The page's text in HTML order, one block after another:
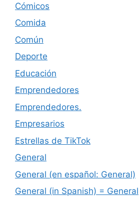
Cómicos
Comida
Común
Deporte
Educación
Emprendedores
Emprendedores.
Empresarios
Estrellas de TikTok
General
General (en español: General)
General (in Spanish) = General